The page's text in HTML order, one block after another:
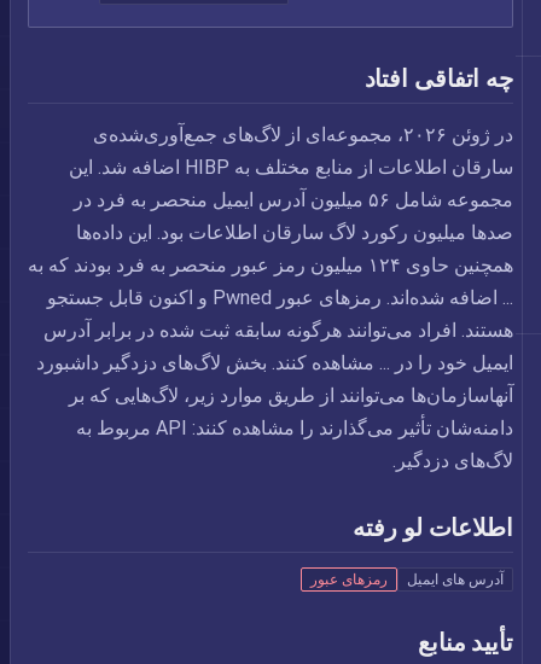
چه اتفاقی افتاد
در ژوئن ۲۰۲۶، مجموعه‌ای از لاگ‌های جمع‌آوری‌شده‌ی
سارقان اطلاعات از منابع مختلف به HIBP اضافه شد. این
مجموعه شامل ۵۶ میلیون آدرس ایمیل منحصر به فرد در
صدها میلیون رکورد لاگ سارقان اطلاعات بود. این داده‌ها
همچنین حاوی ۱۲۴ میلیون رمز عبور منحصر به فرد بودند که به
... اضافه شده‌اند. رمزهای عبور Pwned و اکنون قابل جستجو
هستند. افراد می‌توانند هرگونه سابقه ثبت شده در برابر آدرس
ایمیل خود را در ... مشاهده کنند. بخش لاگ‌های دزدگیر داشبورد
آنهاسازمان‌ها می‌توانند از طریق موارد زیر، لاگ‌هایی که بر
دامنه‌شان تأثیر می‌گذارند را مشاهده کنند: API مربوط به
لاگ‌های دزدگیر.
اطلاعات لو رفته
آدرس های ایمیل رمزهای عبور
تأیید منابع